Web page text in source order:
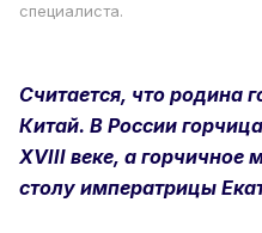
специалиста.
Считается, что родина
Китай. В России
XVIII веке, а горчичное
столу императрицы